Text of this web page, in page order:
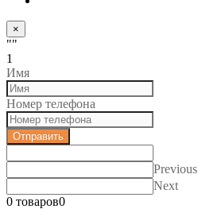
×
""
1
Имя
Номер телефона
Отправить
Previous
Next
0 товаров0